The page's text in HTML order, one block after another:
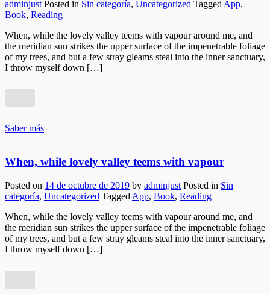
adminjust Posted in Sin categoría, Uncategorized Tagged App,
Book, Reading
When, while the lovely valley teems with vapour around me, and
the meridian sun strikes the upper surface of the impenetrable foliage
of my trees, and but a few stray gleams steal into the inner sanctuary,
I throw myself down […]
Saber más
When, while lovely valley teems with vapour
Posted on 14 de octubre de 2019 by adminjust Posted in Sin
categoría, Uncategorized Tagged App, Book, Reading
When, while the lovely valley teems with vapour around me, and
the meridian sun strikes the upper surface of the impenetrable foliage
of my trees, and but a few stray gleams steal into the inner sanctuary,
I throw myself down […]
Estas
cookies no
son
opcionales.
Son
necesarias
para que
podamos
mejorar la
funcionalidad
y estructura
de la web, en
base a cómo
se usa la
web.
Para que